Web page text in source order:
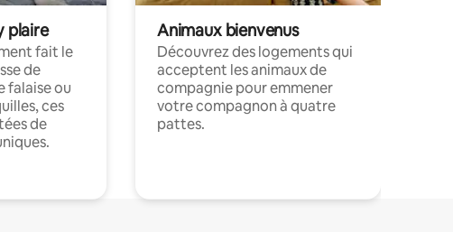
plaire
fait le
de
falaise ou
ces
de
Animaux bienvenus
Découvrez des logements qui
acceptent les animaux de
compagnie pour emmener
votre compagnon à quatre
pattes.